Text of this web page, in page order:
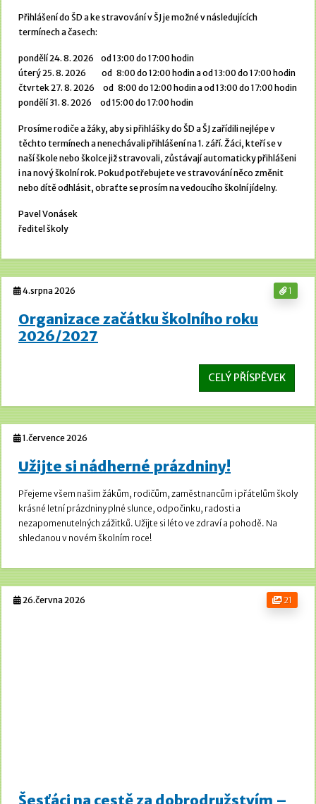
Přihlášení do ŠD a ke stravování v ŠJ je možné v následujících
termínech a časech:
pondělí 24. 8. 2026 od 13:00 do 17:00 hodin
úterý 25. 8. 2026 od 8:00 do 12:00 hodin a od 13:00 do 17:00 hodin
čtvrtek 27. 8. 2026 od 8:00 do 12:00 hodin a od 13:00 do 17:00 hodin
pondělí 31. 8. 2026 od 15:00 do 17:00 hodin
Prosíme rodiče a žáky, aby si přihlášky do ŠD a ŠJ zařídili nejlépe v
těchto termínech a nenechávali přihlášení na 1. září. Žáci, kteří se v
naší škole nebo školce již stravovali, zůstávají automaticky přihlášeni
i na nový školní rok. Pokud potřebujete ve stravování něco změnit
nebo dítě odhlásit, obraťte se prosím na vedoucího školní jídelny.
Pavel Vonásek
ředitel školy
1
4.srpna 2026
Organizace začátku školního roku
2026/2027
CELÝ PŘÍSPĚVEK
1.července 2026
Užijte si nádherné prázdniny!
Přejeme všem našim žákům, rodičům, zaměstnancům i přátelům školy
krásné letní prázdniny plné slunce, odpočinku, radosti a
nezapomenutelných zážitků. Užijte si léto ve zdraví a pohodě. Na
shledanou v novém školním roce!
21
26.června 2026
Šesťáci na cestě za dobrodružstvím –